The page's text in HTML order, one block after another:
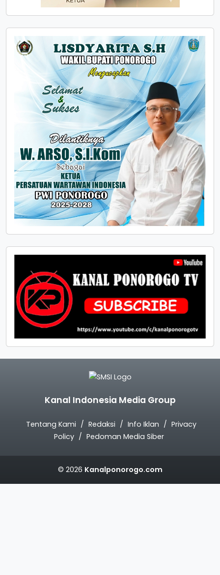
Kanal Indonesia Media Group
Tentang Kami Redaksi Info Iklan
Privacy
Policy
Pedoman Media Siber
© 2026 Kanalponorogo.com